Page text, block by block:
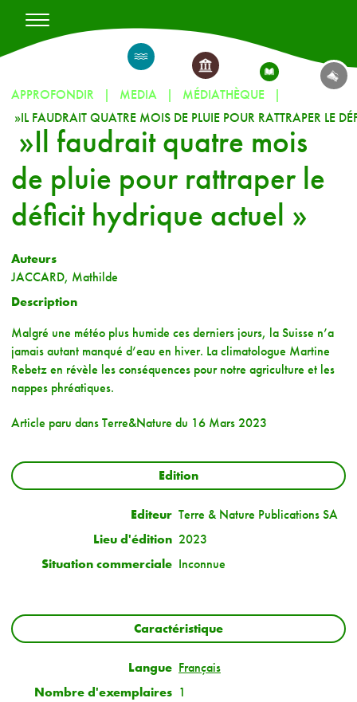
APPROFONDIR MEDIA MÉDIATHÈQUE
»Il faudrait quatre mois
de pluie pour rattraper le
déficit hydrique actuel »
Auteurs
JACCARD, Mathilde
Description
Malgré une météo plus humide ces derniers jours, la Suisse n’a
jamais autant manqué d’eau en hiver. La climatologue Martine
Rebetz en révèle les conséquences pour notre agriculture et les
nappes phréatiques.
Article paru dans Terre&Nature du 16 Mars 2023
Edition
Editeur Terre & Nature Publications SA
Lieu d'édition 2023
Situation commerciale Inconnue
Caractéristique
Langue Français
Nombre d'exemplaires 1